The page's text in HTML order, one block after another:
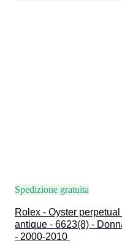
Spedizione gratuita
Rolex - Oyster perpetual
antique - 6623(8) -
- 2000-2010